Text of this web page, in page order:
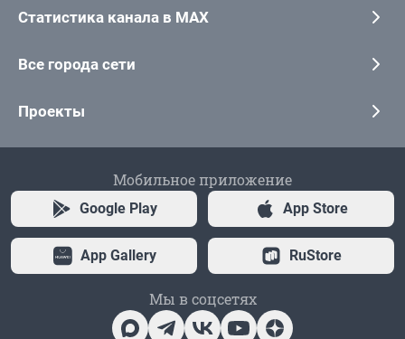
Статистика канала в MAX
Все города сети
Проекты
Мобильное приложение
Google Play App Store
App Gallery RuStore
Мы в соцсетях